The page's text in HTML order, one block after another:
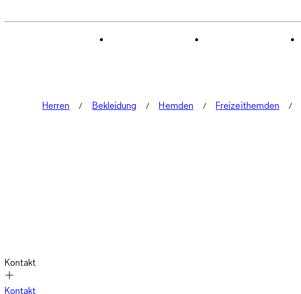
Herren Bekleidung Hemden Freizeithemden
Kontakt
Kontakt